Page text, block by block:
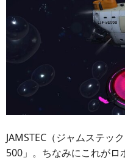
JAMSTEC（ジャムステッ
500」。ちなみにこれがロ